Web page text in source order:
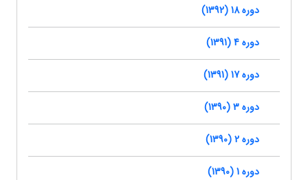
دوره 18 (1392)
دوره 4 (1391)
دوره 17 (1391)
دوره 3 (1390)
دوره 2 (1390)
دوره 1 (1390)